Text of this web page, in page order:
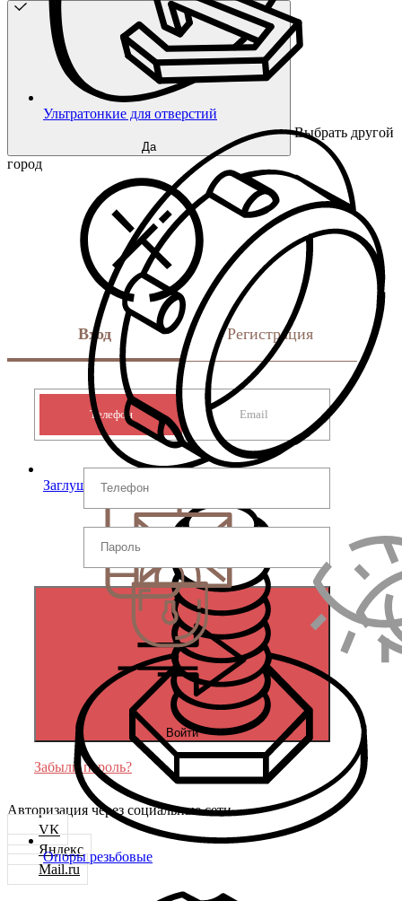
Ультратонкие для отверстий
Заглушки для отверстий
Опоры резьбовые
Да
Выбрать другой
город
Вход Регистрация
Телефон Email
Войти
Забыли пароль?
Авторизация через социальные сети
VK
Яндекс
Mail.ru